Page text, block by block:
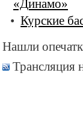
«Динамо»
Курские
Нашли
Трансляция